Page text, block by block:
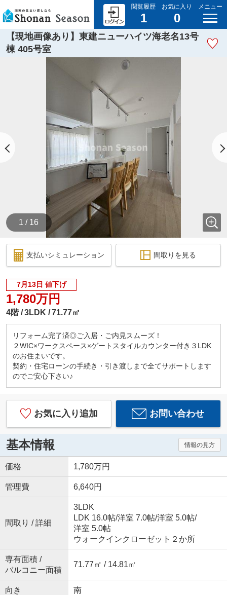
閲覧履歴
1
お気に入り
0
メニュー
【現地画像あり】東建ニューハイツ海老名13号
棟 405号室
1 / 16
支払いシミュレーション 間取りを見る
7月13日 値下げ
1,780万円
4階 3LDK 71.77㎡
リフォーム完了済◎ご入居・ご内見スムーズ！
２WIC×ワークスペース×ゲートスタイルカウンター付き３LDK
のお住まいです。
契約・住宅ローンの手続き・引き渡しまで全てサポートします
のでご安心下さい♪
お気に入り追加 お問い合わせ
基本情報 情報の見方
価格 1,780万円
管理費 6,640円
間取り / 詳細
3LDK
LDK 16.0帖/洋室 7.0帖/洋室 5.0帖/
洋室 5.0帖
ウォークインクローゼット２か所
専有面積 /
バルコニー面積
71.77㎡ / 14.81㎡
向き 南